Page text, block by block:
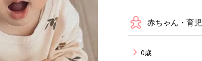
赤ちゃん・育児
0歳